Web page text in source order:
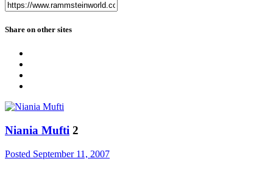
Share on other sites
Niania Mufti 2
Posted September 11, 2007